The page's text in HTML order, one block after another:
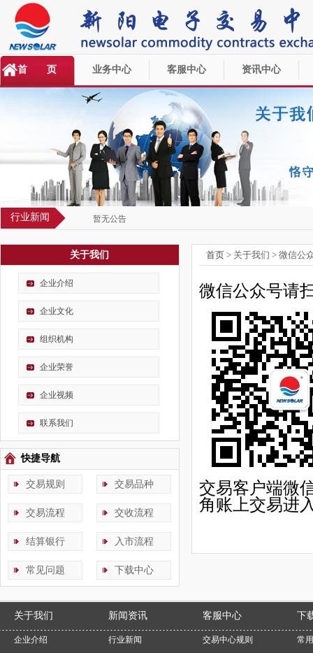
首 页 业务中心 客服中心 资讯中心
行业新闻 暂无公告
关于我们
企业介绍
企业文化
组织机构
企业荣誉
企业视频
联系我们
快捷导航
交易规则 交易品种
交易流程 交收流程
结算银行 入市流程
常见问题 下载中心
首页 > 关于我们 > 微信公
微信公众号请
交易客户端微
角账上交易进
关于我们
企业介绍
新闻资讯
行业新闻
客服中心
交易中心规则
下
常